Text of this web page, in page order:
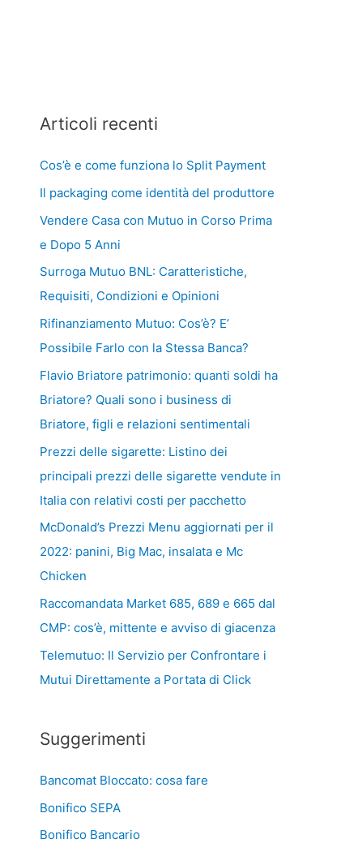
Articoli recenti
Cos’è e come funziona lo Split Payment
Il packaging come identità del produttore
Vendere Casa con Mutuo in Corso Prima
e Dopo 5 Anni
Surroga Mutuo BNL: Caratteristiche,
Requisiti, Condizioni e Opinioni
Rifinanziamento Mutuo: Cos’è? E’
Possibile Farlo con la Stessa Banca?
Flavio Briatore patrimonio: quanti soldi ha
Briatore? Quali sono i business di
Briatore, figli e relazioni sentimentali
Prezzi delle sigarette: Listino dei
principali prezzi delle sigarette vendute in
Italia con relativi costi per pacchetto
McDonald’s Prezzi Menu aggiornati per il
2022: panini, Big Mac, insalata e Mc
Chicken
Raccomandata Market 685, 689 e 665 dal
CMP: cos’è, mittente e avviso di giacenza
Telemutuo: Il Servizio per Confrontare i
Mutui Direttamente a Portata di Click
Suggerimenti
Bancomat Bloccato: cosa fare
Bonifico SEPA
Bonifico Bancario